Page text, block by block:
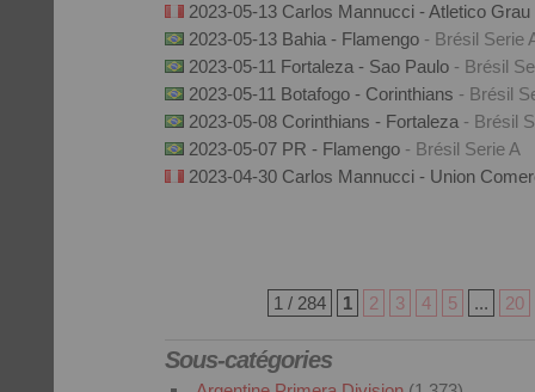
2023-05-13 Carlos Mannucci - Atletico Grau
2023-05-13 Bahia - Flamengo - Brésil Serie
2023-05-11 Fortaleza - Sao Paulo - Brésil
2023-05-11 Botafogo - Corinthians - Brésil
2023-05-08 Corinthians - Fortaleza - Brésil
2023-05-07 PR - Flamengo - Brésil Serie A
2023-04-30 Carlos Mannucci - Union
1 / 284 1 2 3 4 5 ... 20
Sous-catégories